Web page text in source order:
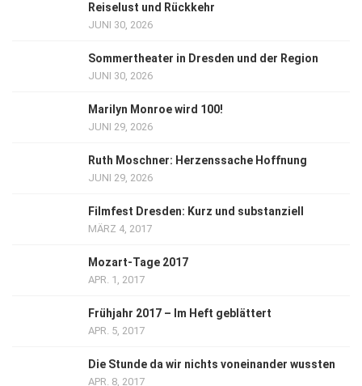
Reiselust und Rückkehr
JUNI 30, 2026
Sommertheater in Dresden und der Region
JUNI 30, 2026
Marilyn Monroe wird 100!
JUNI 29, 2026
Ruth Moschner: Herzenssache Hoffnung
JUNI 29, 2026
Filmfest Dresden: Kurz und substanziell
MÄRZ 4, 2017
Mozart-Tage 2017
APR. 1, 2017
Frühjahr 2017 – Im Heft geblättert
APR. 5, 2017
Die Stunde da wir nichts voneinander wussten
APR. 8, 2017